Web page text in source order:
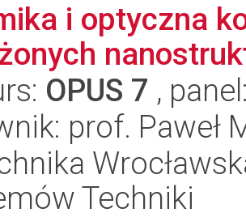
i optyczna
OPUS 7 ,
prof. Paweł
Techniki